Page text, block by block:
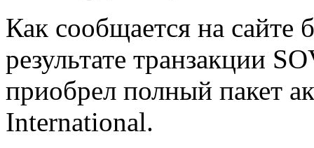
Как сообщается на сайте
результате транзакции
приобрел полный пакет
International.